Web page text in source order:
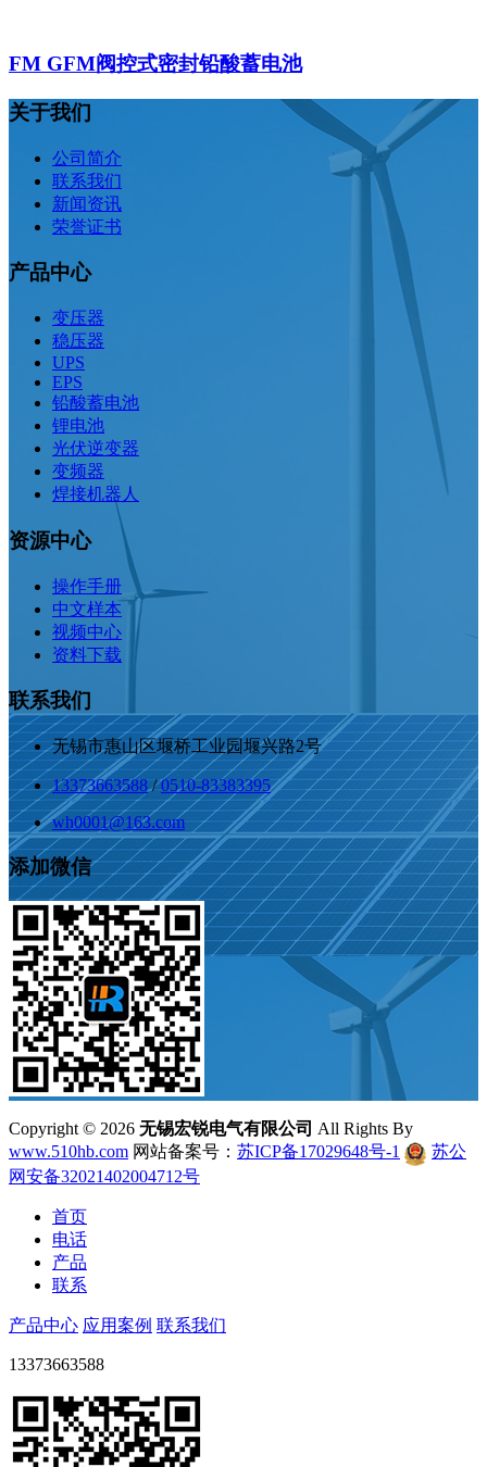
FM GFM阀控式密封铅酸蓄电池
关于我们
公司简介
联系我们
新闻资讯
荣誉证书
产品中心
变压器
稳压器
UPS
EPS
铅酸蓄电池
锂电池
光伏逆变器
变频器
焊接机器人
资源中心
操作手册
中文样本
视频中心
资料下载
联系我们
无锡市惠山区堰桥工业园堰兴路2号
13373663588/0510-83383395
wh0001@163.com
添加微信
Copyright © 2026 无锡宏锐电气有限公司 All Rights By
www.510hb.com 网站备案号： 苏ICP备17029648号-1
苏公
网安备32021402004712号
首页
电话
产品
联系
产品中心 应用案例 联系我们
13373663588